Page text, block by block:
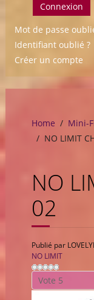
Connexion
Mot de passe
Identifiant oublié ?
Créer un compte
Home Mini-
NO LIMIT
NO
02
Publié par
NO LIMIT
Veuillez
voter